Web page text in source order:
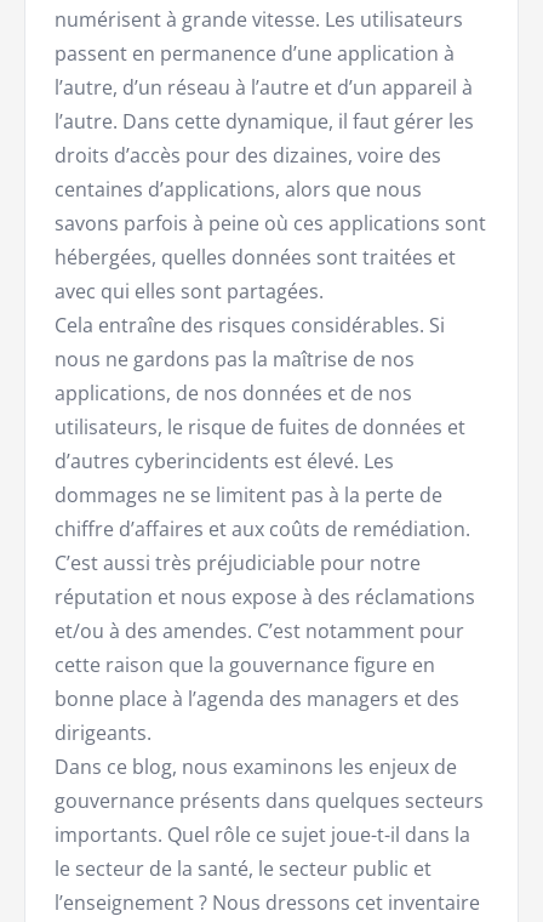
numérisent à grande vitesse. Les utilisateurs
passent en permanence d’une application à
l’autre, d’un réseau à l’autre et d’un appareil à
l’autre. Dans cette dynamique, il faut gérer les
droits d’accès pour des dizaines, voire des
centaines d’applications, alors que nous
savons parfois à peine où ces applications sont
hébergées, quelles données sont traitées et
avec qui elles sont partagées.
Cela entraîne des risques considérables. Si
nous ne gardons pas la maîtrise de nos
applications, de nos données et de nos
utilisateurs, le risque de fuites de données et
d’autres cyberincidents est élevé. Les
dommages ne se limitent pas à la perte de
chiffre d’affaires et aux coûts de remédiation.
C’est aussi très préjudiciable pour notre
réputation et nous expose à des réclamations
et/ou à des amendes. C’est notamment pour
cette raison que la gouvernance figure en
bonne place à l’agenda des managers et des
dirigeants.
Dans ce blog, nous examinons les enjeux de
gouvernance présents dans quelques secteurs
importants. Quel rôle ce sujet joue-t-il dans la
le secteur de la santé, le secteur public et
l’enseignement ? Nous dressons cet inventaire